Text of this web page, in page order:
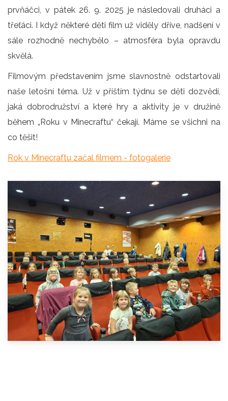
prvňáčci, v pátek 26. 9. 2025 je následovali druháci a
třeťáci. I když některé děti film už viděly dříve, nadšení v
sále rozhodně nechybělo – atmosféra byla opravdu
skvělá.
Filmovým představením jsme slavnostně odstartovali
naše letošní téma. Už v příštím týdnu se děti dozvědí,
jaká dobrodružství a které hry a aktivity je v družině
během „Roku v Minecraftu“ čekají. Máme se všichni na
co těšit!
Rok v Minecraftu začal filmem - fotogalerie